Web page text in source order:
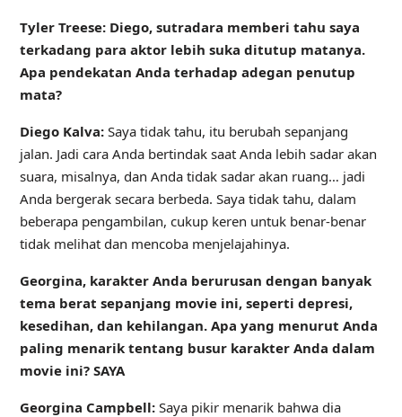
Tyler Treese: Diego, sutradara memberi tahu saya
terkadang para aktor lebih suka ditutup matanya.
Apa pendekatan Anda terhadap adegan penutup
mata?
Diego Kalva: Saya tidak tahu, itu berubah sepanjang
jalan. Jadi cara Anda bertindak saat Anda lebih sadar akan
suara, misalnya, dan Anda tidak sadar akan ruang… jadi
Anda bergerak secara berbeda. Saya tidak tahu, dalam
beberapa pengambilan, cukup keren untuk benar-benar
tidak melihat dan mencoba menjelajahinya.
Georgina, karakter Anda berurusan dengan banyak
tema berat sepanjang movie ini, seperti depresi,
kesedihan, dan kehilangan. Apa yang menurut Anda
paling menarik tentang busur karakter Anda dalam
movie ini? SAYA
Georgina Campbell: Saya pikir menarik bahwa dia